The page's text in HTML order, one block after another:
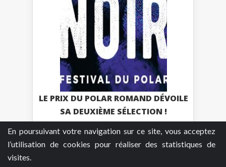
En poursuivant votre navigation sur ce site, vous acceptez
l’utilisation de cookies pour réaliser des statistiques de
visites.
LE PRIX DU POLAR ROMAND DÉVOILE
SA DEUXIÈME SÉLECTION !
Plus